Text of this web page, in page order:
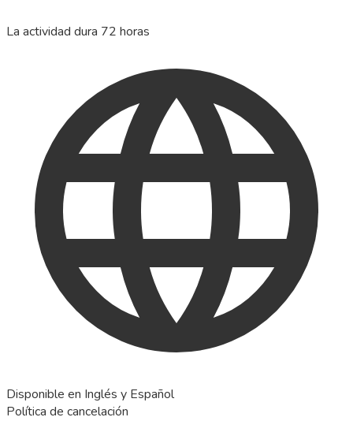
La actividad dura 72 horas
Disponible en Inglés y Español
Política de cancelación